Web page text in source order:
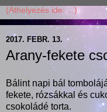
2017. FEBR. 13.
Arany-fekete
Bálint napi bál
fekete, rózsákkal és
csokoládé torta.